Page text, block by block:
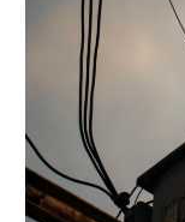
(Supreme,
Kabelindo)